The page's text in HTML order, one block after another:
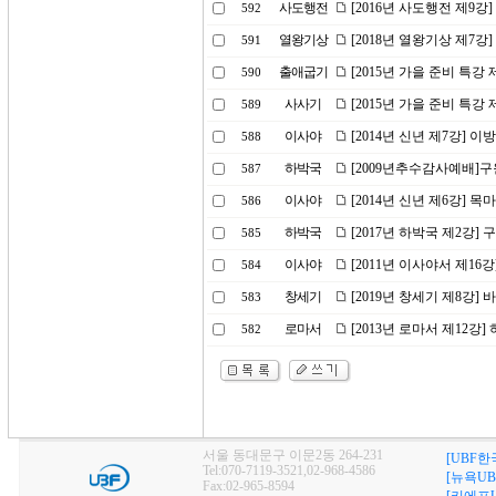
592 사도행전 [2016년 사도행전 제9강
591 열왕기상 [2018년 열왕기상 제7강
590 출애굽기 [2015년 가을 준비 특강
589 사사기 [2015년 가을 준비 특강
588 이사야 [2014년 신년 제7강] 이
587 하박국 [2009년추수감사예배]
586 이사야 [2014년 신년 제6강] 목
585 하박국 [2017년 하박국 제2강]
584 이사야 [2011년 이사야서 제16
583 창세기 [2019년 창세기 제8강]
582 로마서 [2013년 로마서 제12강]
서울 동대문구 이문2동 264-231
Tel:070-7119-3521,02-968-4586
Fax:02-965-8594
[UBF한
[뉴욕